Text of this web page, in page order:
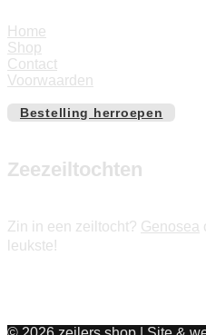
Home
Shop
Contact
Voorwaarden
Bestelling herroepen
Zeezeiltochten
Zin in een zeiltocht? Genosea
leukste!